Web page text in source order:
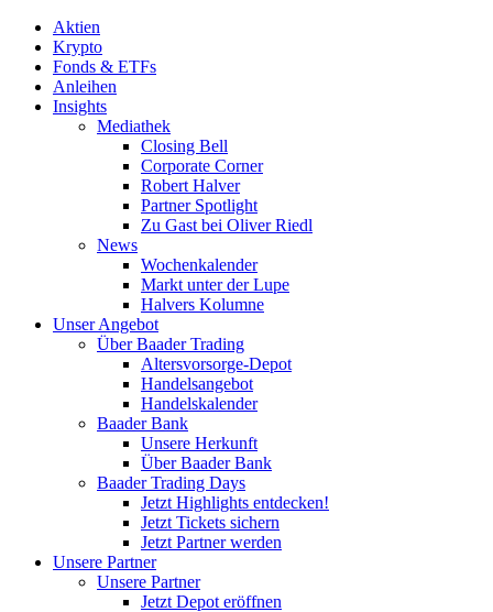
Aktien
Krypto
Fonds & ETFs
Anleihen
Insights
Mediathek
Closing Bell
Corporate Corner
Robert Halver
Partner Spotlight
Zu Gast bei Oliver Riedl
News
Wochenkalender
Markt unter der Lupe
Halvers Kolumne
Unser Angebot
Über Baader Trading
Altersvorsorge-Depot
Handelsangebot
Handelskalender
Baader Bank
Unsere Herkunft
Über Baader Bank
Baader Trading Days
Jetzt Highlights entdecken!
Jetzt Tickets sichern
Jetzt Partner werden
Unsere Partner
Unsere Partner
Jetzt Depot eröffnen